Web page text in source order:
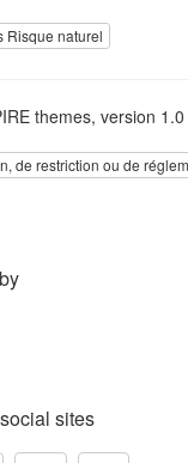
Risque naturel
themes, version 1.0
de restriction ou de
sites